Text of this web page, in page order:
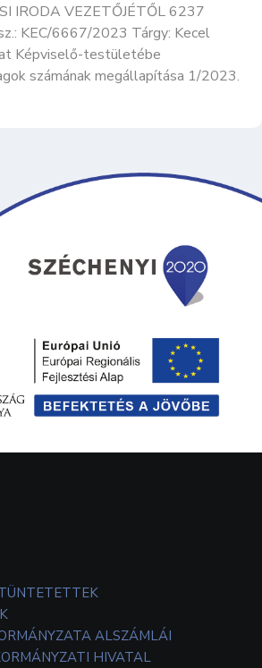
IRODA VEZETŐJÉTŐL 6237
KEC/6667/2023 Tárgy: Kecel
Képviselő-testületébe
számának megállapítása 1/2023.
ALSZÁMLÁI
HIVATAL